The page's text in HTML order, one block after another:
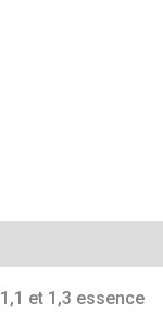
1,1 et 1,3 essence